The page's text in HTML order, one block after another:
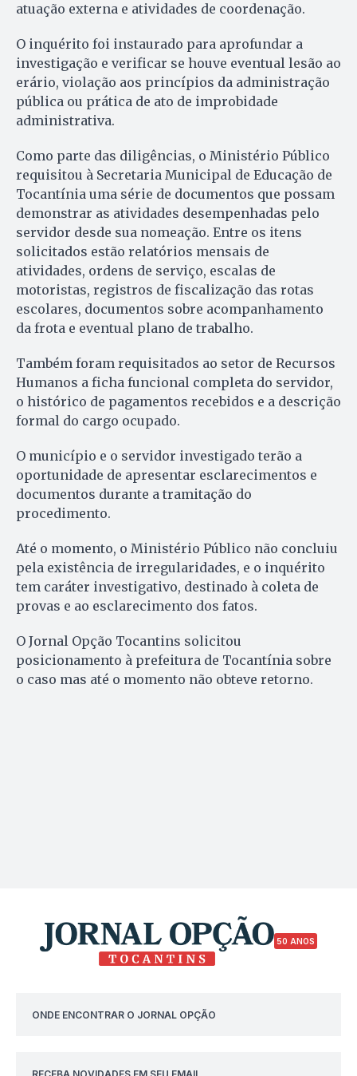
atuação externa e atividades de coordenação.
O inquérito foi instaurado para aprofundar a
investigação e verificar se houve eventual lesão ao
erário, violação aos princípios da administração
pública ou prática de ato de improbidade
administrativa.
Como parte das diligências, o Ministério Público
requisitou à Secretaria Municipal de Educação de
Tocantínia uma série de documentos que possam
demonstrar as atividades desempenhadas pelo
servidor desde sua nomeação. Entre os itens
solicitados estão relatórios mensais de
atividades, ordens de serviço, escalas de
motoristas, registros de fiscalização das rotas
escolares, documentos sobre acompanhamento
da frota e eventual plano de trabalho.
Também foram requisitados ao setor de Recursos
Humanos a ficha funcional completa do servidor,
o histórico de pagamentos recebidos e a descrição
formal do cargo ocupado.
O município e o servidor investigado terão a
oportunidade de apresentar esclarecimentos e
documentos durante a tramitação do
procedimento.
Até o momento, o Ministério Público não concluiu
pela existência de irregularidades, e o inquérito
tem caráter investigativo, destinado à coleta de
provas e ao esclarecimento dos fatos.
O Jornal Opção Tocantins solicitou
posicionamento à prefeitura de Tocantínia sobre
o caso mas até o momento não obteve retorno.
50 ANOS
ONDE ENCONTRAR O JORNAL OPÇÃO